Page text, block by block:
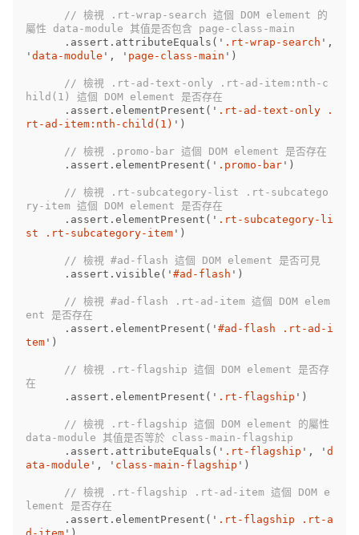
// 檢視 .rt-wrap-search 這個 DOM element 的
屬性 data-module 其值是否包含 page-class-main
. assert . attributeEquals ( ' .rt-wrap-search ' ,
' data-module ' , ' page-class-main ' )
// 檢視 .rt-ad-text-only .rt-ad-item:nth-c
hild(1) 這個 DOM element 是否存在
. assert . elementPresent ( ' .rt-ad-text-only .
rt-ad-item:nth-child(1) ' )
// 檢視 .promo-bar 這個 DOM element 是否存在
. assert . elementPresent ( ' .promo-bar ' )
// 檢視 .rt-subcategory-list .rt-subcatego
ry-item 這個 DOM element 是否存在
. assert . elementPresent ( ' .rt-subcategory-li
st .rt-subcategory-item ' )
// 檢視 #ad-flash 這個 DOM element 是否可見
. assert . visible ( ' #ad-flash ' )
// 檢視 #ad-flash .rt-ad-item 這個 DOM elem
ent 是否存在
. assert . elementPresent ( ' #ad-flash .rt-ad-i
tem ' )
// 檢視 .rt-flagship 這個 DOM element 是否存
在
. assert . elementPresent ( ' .rt-flagship ' )
// 檢視 .rt-flagship 這個 DOM element 的屬性
data-module 其值是否等於 class-main-flagship
. assert . attributeEquals ( ' .rt-flagship ' , ' d
ata-module ' , ' class-main-flagship ' )
// 檢視 .rt-flagship .rt-ad-item 這個 DOM e
lement 是否存在
. assert . elementPresent ( ' .rt-flagship .rt-a